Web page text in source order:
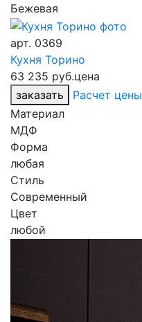
Бежевая
арт. 0369
Кухня Торино
63 235 руб.цена
заказать
Расчет цены
Материал
МДФ
Форма
любая
Стиль
Современный
Цвет
любой